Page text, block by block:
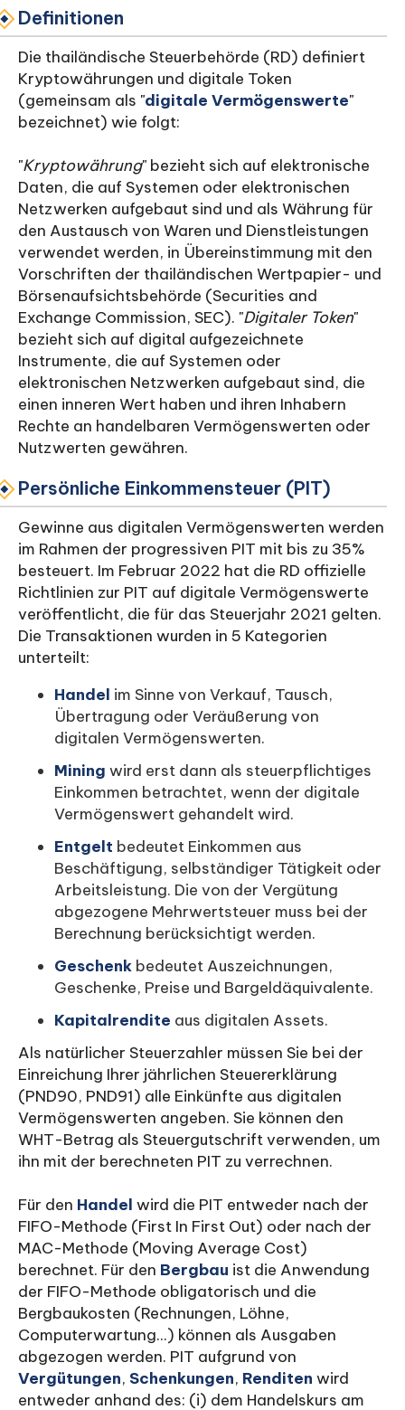
Definitionen
Die thailändische Steuerbehörde (RD) definiert
Kryptowährungen und digitale Token
(gemeinsam als "digitale Vermögenswerte"
bezeichnet) wie folgt:
"Kryptowährung" bezieht sich auf elektronische
Daten, die auf Systemen oder elektronischen
Netzwerken aufgebaut sind und als Währung für
den Austausch von Waren und Dienstleistungen
verwendet werden, in Übereinstimmung mit den
Vorschriften der thailändischen Wertpapier- und
Börsenaufsichtsbehörde (Securities and
Exchange Commission, SEC). "Digitaler Token"
bezieht sich auf digital aufgezeichnete
Instrumente, die auf Systemen oder
elektronischen Netzwerken aufgebaut sind, die
einen inneren Wert haben und ihren Inhabern
Rechte an handelbaren Vermögenswerten oder
Nutzwerten gewähren.
Persönliche Einkommensteuer (PIT)
Gewinne aus digitalen Vermögenswerten werden
im Rahmen der progressiven PIT mit bis zu 35%
besteuert. Im Februar 2022 hat die RD offizielle
Richtlinien zur PIT auf digitale Vermögenswerte
veröffentlicht, die für das Steuerjahr 2021 gelten.
Die Transaktionen wurden in 5 Kategorien
unterteilt:
Handel im Sinne von Verkauf, Tausch,
Übertragung oder Veräußerung von
digitalen Vermögenswerten.
Mining wird erst dann als steuerpflichtiges
Einkommen betrachtet, wenn der digitale
Vermögenswert gehandelt wird.
Entgelt bedeutet Einkommen aus
Beschäftigung, selbständiger Tätigkeit oder
Arbeitsleistung. Die von der Vergütung
abgezogene Mehrwertsteuer muss bei der
Berechnung berücksichtigt werden.
Geschenk bedeutet Auszeichnungen,
Geschenke, Preise und Bargeldäquivalente.
Kapitalrendite aus digitalen Assets.
Als natürlicher Steuerzahler müssen Sie bei der
Einreichung Ihrer jährlichen Steuererklärung
(PND90, PND91) alle Einkünfte aus digitalen
Vermögenswerten angeben. Sie können den
WHT-Betrag als Steuergutschrift verwenden, um
ihn mit der berechneten PIT zu verrechnen.
Für den Handel wird die PIT entweder nach der
FIFO-Methode (First In First Out) oder nach der
MAC-Methode (Moving Average Cost)
berechnet. Für den Bergbau ist die Anwendung
der FIFO-Methode obligatorisch und die
Bergbaukosten (Rechnungen, Löhne,
Computerwartung...) können als Ausgaben
abgezogen werden. PIT aufgrund von
Vergütungen, Schenkungen, Renditen wird
entweder anhand des: (i) dem Handelskurs am